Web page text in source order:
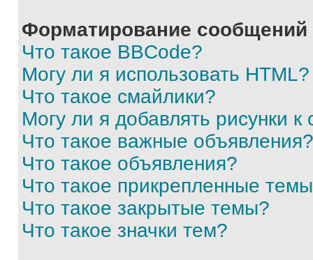
Форматирование
Что такое BBCode?
Могу ли я использовать HTML?
Что такое смайлики?
Могу ли я добавлять рисунки
Что такое важные объявления?
Что такое объявления?
Что такое прикрепленные
Что такое закрытые темы?
Что такое значки тем?